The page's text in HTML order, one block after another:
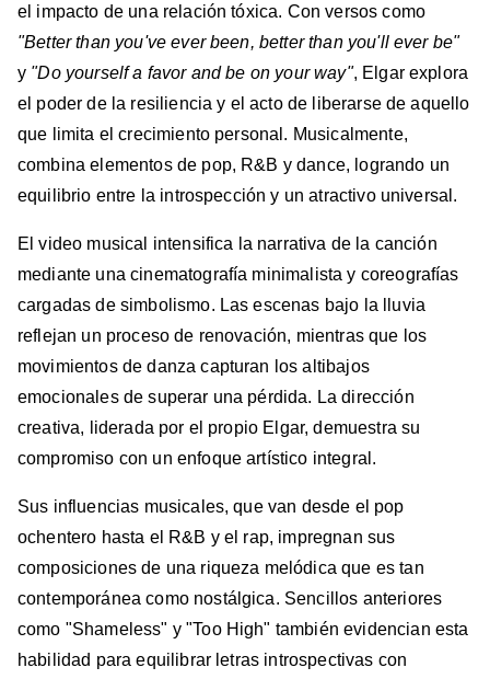
el impacto de una relación tóxica. Con versos como
"Better than you've ever been, better than you'll ever be"
y "Do yourself a favor and be on your way", Elgar explora
el poder de la resiliencia y el acto de liberarse de aquello
que limita el crecimiento personal. Musicalmente,
combina elementos de pop, R&B y dance, logrando un
equilibrio entre la introspección y un atractivo universal.
El video musical intensifica la narrativa de la canción
mediante una cinematografía minimalista y coreografías
cargadas de simbolismo. Las escenas bajo la lluvia
reflejan un proceso de renovación, mientras que los
movimientos de danza capturan los altibajos
emocionales de superar una pérdida. La dirección
creativa, liderada por el propio Elgar, demuestra su
compromiso con un enfoque artístico integral.
Sus influencias musicales, que van desde el pop
ochentero hasta el R&B y el rap, impregnan sus
composiciones de una riqueza melódica que es tan
contemporánea como nostálgica. Sencillos anteriores
como "Shameless" y "Too High" también evidencian esta
habilidad para equilibrar letras introspectivas con